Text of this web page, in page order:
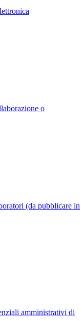
o
(da pubblicare in
amministrativi di